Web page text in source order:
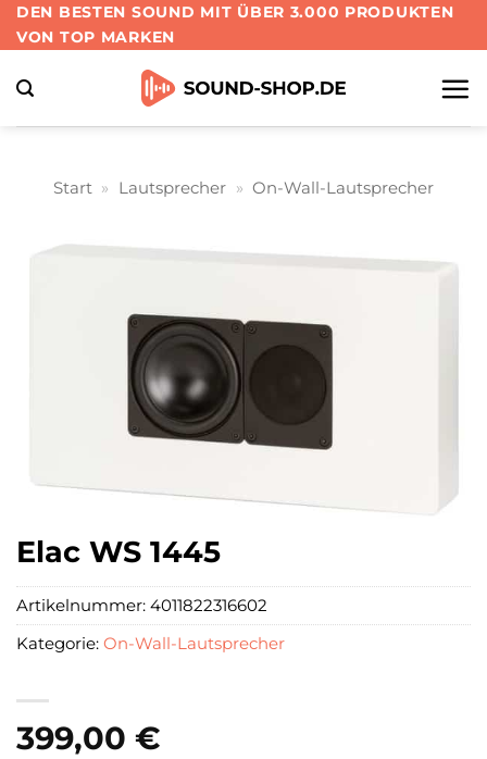
Zum
Inhalt
springen
DEN BESTEN SOUND MIT ÜBER 3.000 PRODUKTEN
VON TOP MARKEN
Start » Lautsprecher » On-Wall-Lautsprecher
Elac WS 1445
399,00 €
Artikelnummer: 4011822316602
Kategorie: On-Wall-Lautsprecher